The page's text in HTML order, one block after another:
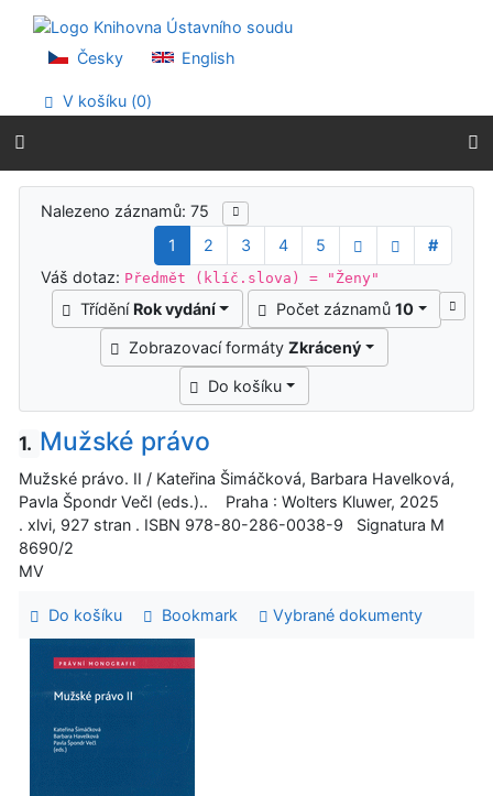
Přejít na menu
Prohlášení o webové přístupnosti
Česky English
V košíku (0)
Výsledky vyhledávání
Nalezeno záznamů: 75
1
2 3 4 5
#
Váš dotaz: Předmět (klíč.slova) = "Ženy"
Třídění Rok vydání Počet záznamů 10
Zobrazovací formáty Zkrácený
Do košíku
1. Mužské právo
Mužské právo. II / Kateřina Šimáčková, Barbara Havelková,
Pavla Špondr Večl (eds.).. Praha : Wolters Kluwer, 2025
. xlvi, 927 stran . ISBN 978-80-286-0038-9 Signatura M
8690/2
MV
Do košíku Bookmark Vybrané dokumenty